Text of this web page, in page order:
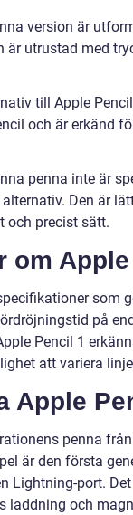
version är
är utrustad med
till Apple
och är erkänd
penna inte är
Den är
och precist sätt.
om
som
på
Pencil 1
att variera
Apple
penna
är den första
Lightning-port.
laddning och